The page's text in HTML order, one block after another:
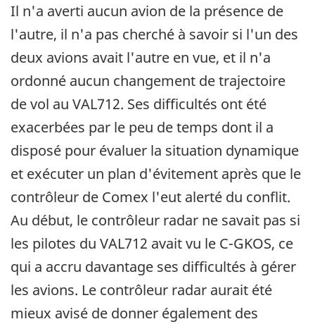
Il n'a averti aucun avion de la présence de
l'autre, il n'a pas cherché à savoir si l'un des
deux avions avait l'autre en vue, et il n'a
ordonné aucun changement de trajectoire
de vol au VAL712. Ses difficultés ont été
exacerbées par le peu de temps dont il a
disposé pour évaluer la situation dynamique
et exécuter un plan d'évitement après que le
contrôleur de Comex l'eut alerté du conflit.
Au début, le contrôleur radar ne savait pas si
les pilotes du VAL712 avait vu le C-GKOS, ce
qui a accru davantage ses difficultés à gérer
les avions. Le contrôleur radar aurait été
mieux avisé de donner également des